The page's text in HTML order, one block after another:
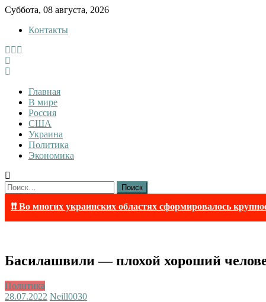
Skip
content
Суббота, 08 августа, 2026
Контакты
Tewi
Tewi — Новости
Главная
В мире
Россия
США
Украина
Политика
Экономика
Найти:
❗❗ Во многих украинских областях сформировалось
Басилашвили — плохой хороший
Политика
28.07.2022 Neill0030